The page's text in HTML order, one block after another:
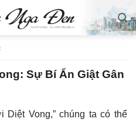
Sự Bí Ẩn Giật Gân
Diệt Vong,” chúng ta có thể